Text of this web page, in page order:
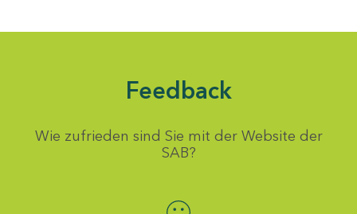
Feedback
Wie zufrieden sind Sie mit der Website der
SAB?
Bewertung auswählen